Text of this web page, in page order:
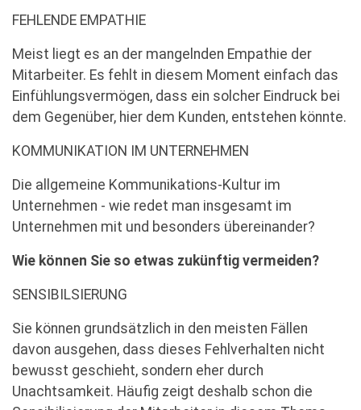
FEHLENDE EMPATHIE
Meist liegt es an der mangelnden Empathie der
Mitarbeiter. Es fehlt in diesem Moment einfach das
Einfühlungsvermögen, dass ein solcher Eindruck bei
dem Gegenüber, hier dem Kunden, entstehen könnte.
KOMMUNIKATION IM UNTERNEHMEN
Die allgemeine Kommunikations-Kultur im
Unternehmen - wie redet man insgesamt im
Unternehmen mit und besonders übereinander?
Wie können Sie so etwas zukünftig vermeiden?
SENSIBILSIERUNG
Sie können grundsätzlich in den meisten Fällen
davon ausgehen, dass dieses Fehlverhalten nicht
bewusst geschieht, sondern eher durch
Unachtsamkeit. Häufig zeigt deshalb schon die